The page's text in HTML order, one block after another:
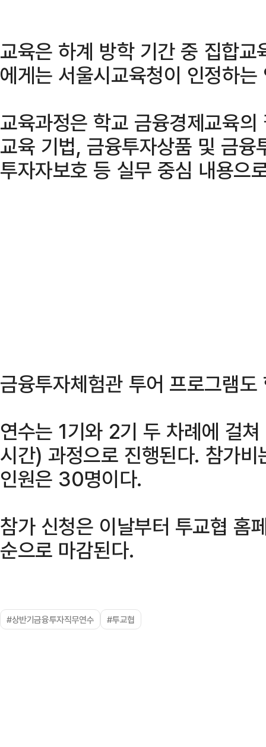
교육은 하계 방학 기간 중 집합
에게는 서울시교육청이 인정하
교육과정은 학교 금융경제교육
교육 기법, 금융투자상품 및 금
투자자보호 등 실무 중심 내용으
금융투자체험관 투어 프로그램
연수는 1기와 2기 두 차례에 걸
시간) 과정으로 진행된다. 참가
인원은 30명이다.
참가 신청은 이날부터 투교협 홈
순으로 마감된다.
#상반기금융투자직무연수 #투교협